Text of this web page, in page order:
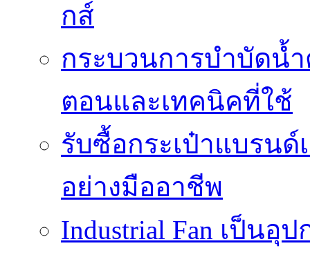
กส์
กระบวนการบำบัดน้
ตอนและเทคนิคที่ใช้
รับซื้อกระเป๋าแบรนด์
อย่างมืออาชีพ
Industrial Fan เป็น